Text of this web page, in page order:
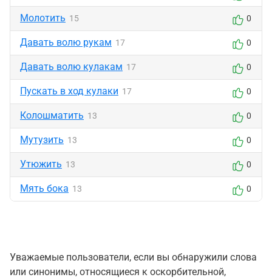
Молотить 15 0
Давать волю рукам 17 0
Давать волю кулакам 17 0
Пускать в ход кулаки 17 0
Колошматить 13 0
Мутузить 13 0
Утюжить 13 0
Мять бока 13 0
Уважаемые пользователи, если вы обнаружили слова
или синонимы, относящиеся к оскорбительной,